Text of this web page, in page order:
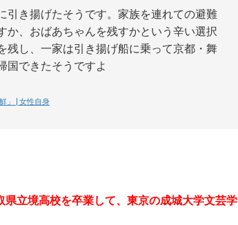
引き揚げたそうです。家族を連れての避難
か、おばあちゃんを残すかという辛い選択
残し、一家は引き揚げ船に乗って京都・舞
国できたそうですよ
」 | 女性自身
県立境高校を卒業して、東京の成城大学文芸学